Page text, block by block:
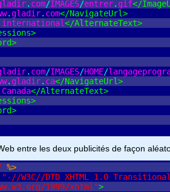
. com/IMAGES/entrer. gif</
.gladir. com</NavigateUrl>
international</AlternateText>
>
>
. com/IMAGES/HOME/
. gladir. ca</NavigateUrl>
Canada</AlternateText>
>
>
entre les deux publicités de façon
%>
"-//W3C//DTD XHTML 1.0
1999/xhtml">